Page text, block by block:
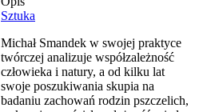
Sztuka
Michał Smandek w swojej praktyce
twórczej analizuje współzależność
człowieka i natury, a od kilku lat
swoje poszukiwania skupia na
badaniu zachowań rodzin pszczelich,